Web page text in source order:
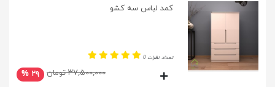
کمد لباس سه کشو
تعداد نظرات 0
۳۷,۵۰۰,۰۰۰ تومان
۲۹ %